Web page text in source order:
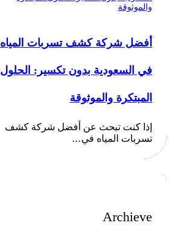
أفضل شركة كشف تسربات المياه
في السعودية بدون تكسير: الحلول
المبتكرة والموثوقة
إذا كنت تبحث عن أفضل شركة كشف
تسربات المياه في…
Archieve